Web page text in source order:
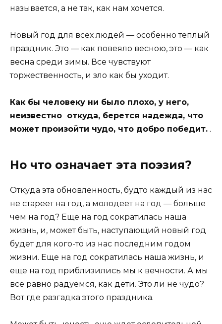
называется, а не так, как нам хочется.
Новый год для всех людей — особенно теплый
праздник. Это — как повеяло весною, это — как
весна среди зимы. Все чувствуют
торжественность, и зло как бы уходит.
Как бы человеку ни было плохо, у него,
неизвестно откуда, берется надежда, что
может произойти чудо, что добро победит. .
Но что означает эта поэзия?
Откуда эта обновленность, будто каждый из нас
не стареет на год, а молодеет на год — больше
чем на год? Еще на год сократилась наша
жизнь, и, может быть, наступающий новый год
будет для кого-то из нас последним годом
жизни. Еще на год сократилась наша жизнь, и
еще на год приблизились мы к вечности. А мы
все равно радуемся, как дети. Это ли не чудо?
Вот где разгадка этого праздника.